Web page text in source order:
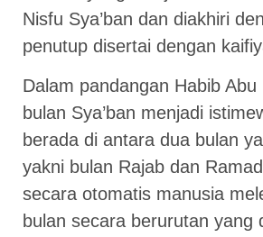
Nisfu Sya’ban dan diakhiri
penutup disertai dengan
Dalam pandangan Habib Abu
bulan Sya’ban menjadi
berada di antara dua bulan
yakni bulan Rajab dan
secara otomatis manusia
bulan secara berurutan yang